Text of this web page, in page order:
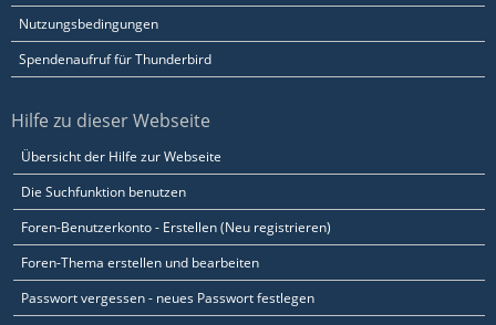
Nutzungsbedingungen
Spendenaufruf für Thunderbird
Hilfe zu dieser Webseite
Übersicht der Hilfe zur Webseite
Die Suchfunktion benutzen
Foren-Benutzerkonto - Erstellen (Neu registrieren)
Foren-Thema erstellen und bearbeiten
Passwort vergessen - neues Passwort festlegen